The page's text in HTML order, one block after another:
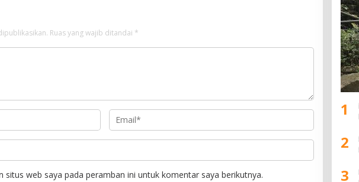
Ruas yang wajib ditandai *
situs web saya pada peramban ini untuk komentar saya berikutnya.
1
2
3